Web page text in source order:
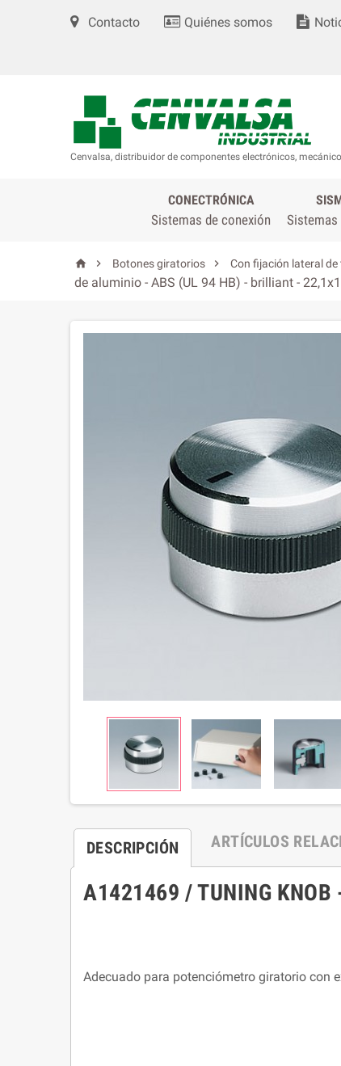
Contacto Quiénes somos
Cenvalsa, distribuidor de componentes electrónicos,
CONECTRÓNICA
Sistemas de conexión
  Botones giratorios  Con fijación lateral
de aluminio - ABS (UL 94 HB) - brilliant -
DESCRIPCIÓN ARTÍCULOS
A1421469 / TUNING
Adecuado para potenciómetro giratorio con